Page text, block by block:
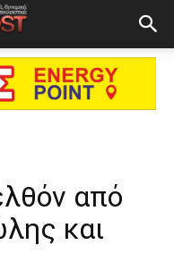
από
και